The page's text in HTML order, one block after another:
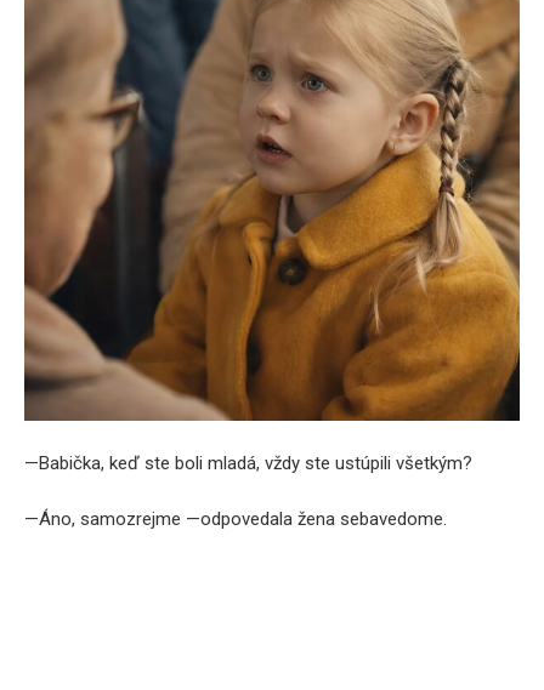
—Babička, keď ste boli mladá, vždy ste ustúpili všetkým?
—Áno, samozrejme —odpovedala žena sebavedome.